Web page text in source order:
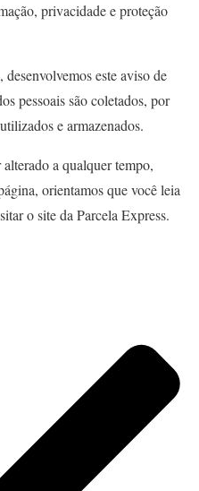
privacidade e proteção
este aviso de
pessoais são coletados, por
e armazenados.
a qualquer tempo,
orientamos que você leia
o site da Parcela Express.